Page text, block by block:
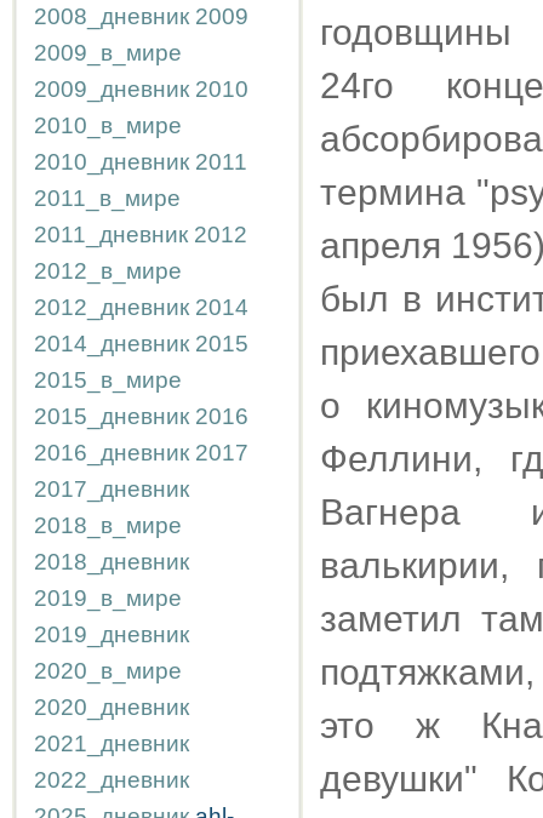
2008_дневник 2009
2009_в_мире
2009_дневник 2010
2010_в_мире
2010_дневник 2011
2011_в_мире
2011_дневник 2012
2012_в_мире
2012_дневник 2014
2014_дневник 2015
2015_в_мире
2015_дневник 2016
2016_дневник 2017
2017_дневник
2018_в_мире
2018_дневник
2019_в_мире
2019_дневник
2020_в_мире
2020_дневник
2021_дневник
2022_дневник
годовщины
24го
термина
апреля
был в
о
Феллини,
Вагнера
заметил
это ж
девушки"